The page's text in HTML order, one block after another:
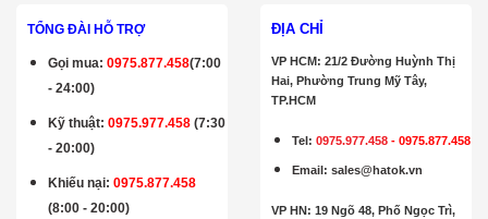
TỔNG ĐÀI HỖ TRỢ
Gọi mua:0975.877.458(7:00
- 24:00)
Kỹ thuật:0975.977.458 (7:30
- 20:00)
Khiếu nại: 0975.877.458
(8:00 - 20:00)
ĐỊA CHỈ
VP HCM: 21/2 Đường Huỳnh Thị
Hai, Phường Trung Mỹ Tây,
TP.HCM
Tel:0975.977.458 -0975.877.458
Email:sales@hatok.vn
VP HN: 19 Ngõ 48, Phố Ngọc Trì,